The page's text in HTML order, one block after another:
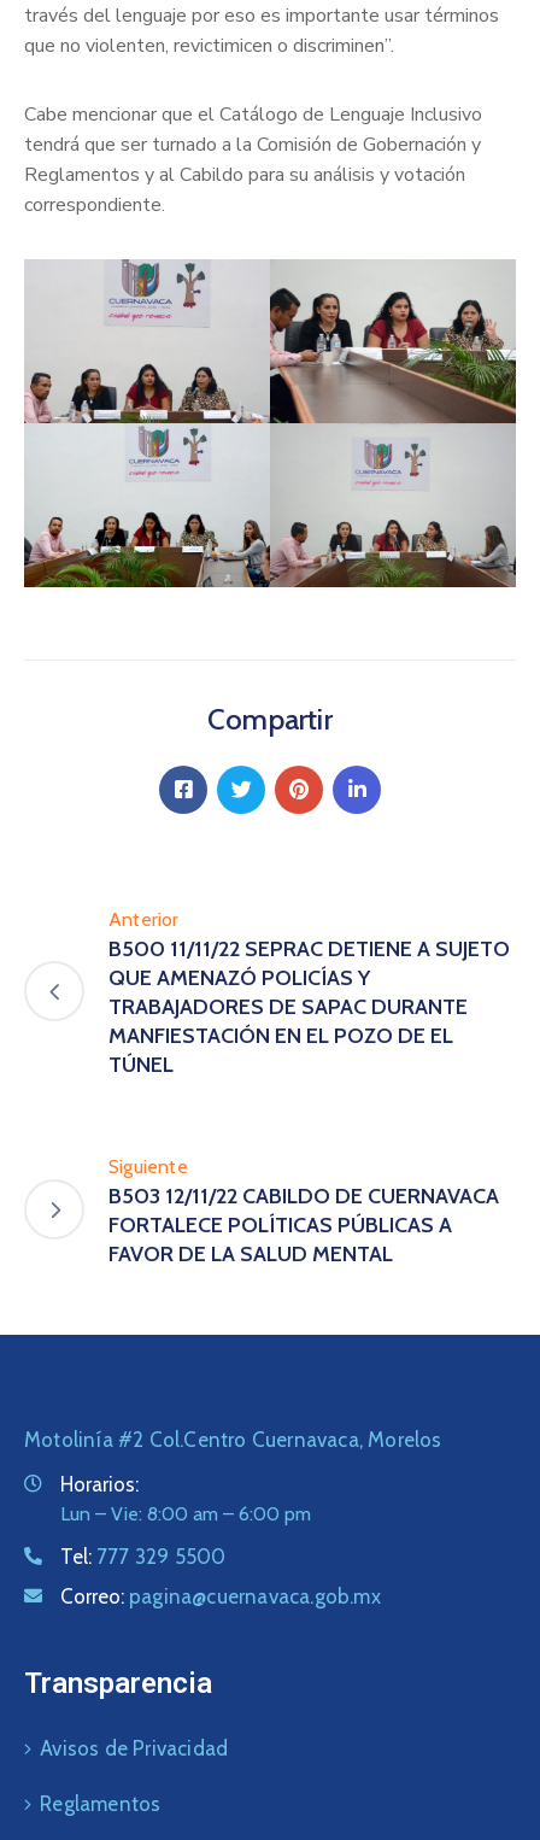
través del lenguaje por eso es importante usar términos
que no violenten, revictimicen o discriminen”.
Cabe mencionar que el Catálogo de Lenguaje Inclusivo
tendrá que ser turnado a la Comisión de Gobernación y
Reglamentos y al Cabildo para su análisis y votación
correspondiente.
Compartir
Anterior
B500 11/11/22 SEPRAC DETIENE A SUJETO
QUE AMENAZÓ POLICÍAS Y
TRABAJADORES DE SAPAC DURANTE
MANFIESTACIÓN EN EL POZO DE EL
TÚNEL
Siguiente
B503 12/11/22 CABILDO DE CUERNAVACA
FORTALECE POLÍTICAS PÚBLICAS A
FAVOR DE LA SALUD MENTAL
Motolinía #2 Col.Centro Cuernavaca, Morelos
Horarios:
Lun – Vie: 8:00 am – 6:00 pm
Tel: 777 329 5500
Correo: pagina@cuernavaca.gob.mx
Transparencia
Avisos de Privacidad
Reglamentos